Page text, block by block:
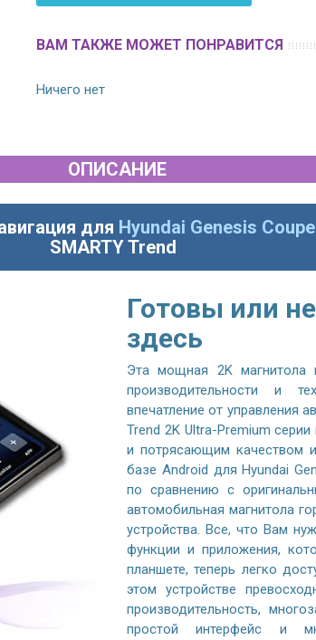
ВАМ ТАКЖЕ МОЖЕТ ПОНРАВИТСЯ
Ничего нет
ОПИСАНИЕ
для Hyundai Genesis
SMARTY Trend
Готовы или
здесь
Эта мощная 2K
производительности и
впечатление от управления
Trend 2K Ultra-Premium
и потрясающим качеством
базе Android для Hyundai
по сравнению с
автомобильная магнитола
устройства. Все, что Вам
функции и приложения,
планшете, теперь легко
этом устройстве
производительность,
простой интерфейс и